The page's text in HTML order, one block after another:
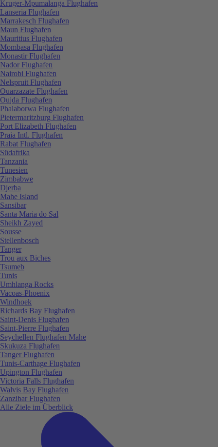
Kruger-Mpumalanga Flughafen
Lanseria Flughafen
Marrakesch Flughafen
Maun Flughafen
Mauritius Flughafen
Mombasa Flughafen
Monastir Flughafen
Nador Flughafen
Nairobi Flughafen
Nelspruit Flughafen
Ouarzazate Flughafen
Oujda Flughafen
Phalaborwa Flughafen
Pietermaritzburg Flughafen
Port Elizabeth Flughafen
Praia Intl. Flughafen
Rabat Flughafen
Südafrika
Tanzania
Tunesien
Zimbabwe
Djerba
Mahe Island
Sansibar
Santa Maria do Sal
Sheikh Zayed
Sousse
Stellenbosch
Tanger
Trou aux Biches
Tsumeb
Tunis
Umhlanga Rocks
Vacoas-Phoenix
Windhoek
Richards Bay Flughafen
Saint-Denis Flughafen
Saint-Pierre Flughafen
Seychellen Flughafen Mahe
Skukuza Flughafen
Tanger Flughafen
Tunis-Carthage Flughafen
Upington Flughafen
Victoria Falls Flughafen
Walvis Bay Flughafen
Zanzibar Flughafen
Alle Ziele im Überblick